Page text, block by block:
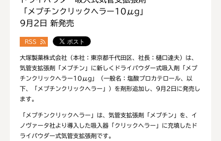
「メプチンクリックヘラー10μg」
9月2日 新発売
RSS
大塚製薬株式会社（本社：東京都千代田区、社長：樋口達夫）は、
気管支拡張剤「メプチン」に新しくドライパウダー式吸入剤「メプ
チンクリックヘラー10μg」（一般名：塩酸プロカテロール、以
下、「メプチンクリックヘラー」）を剤形追加し、9月2日に発売し
ます。
「メプチンクリックヘラー」は、気管支拡張剤「メプチン」を、イ
ノヴァータ社より導入した吸入器「クリックヘラー」に充填したド
ライパウダー式気管支拡張剤です。